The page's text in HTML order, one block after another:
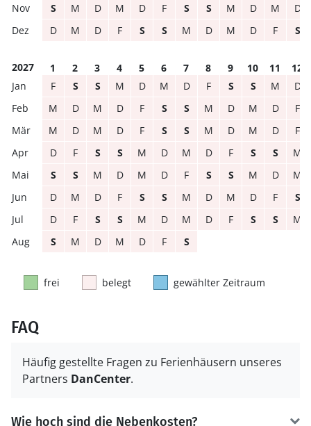
S
M D M D F S S M D M
D
D
M D F S S M D M D F S
2027 1 2 3 4 5 6 7 8 9 10 11
12
F
S S M D M D F S S M
D
M
D M D F S S M D M D
F
M
D M D F S S M D M D
F
D
F S S M D M D F S S
M
S
S M D M D F S S M D
M
D
M D F S S M D M D F
S
D
F S S M D M D F S S
M
S
M D M D F S
frei belegt gewählter Zeitraum
FAQ
Häufig gestellte Fragen zu Ferienhäusern unseres
Partners DanCenter.
Wie hoch sind die Nebenkosten?